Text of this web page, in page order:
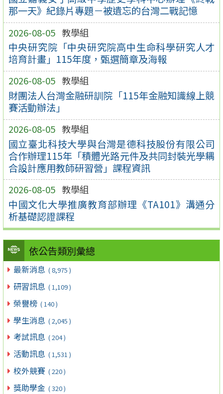
那一天》紀錄片專題－被遺忘的台灣二戰記憶
2026-08-05 教學組
中央研究院「中央研究院高中生命科學研究人才
培育計畫」115年度，甄選簡章及海報
2026-08-05 教學組
財團法人台灣金融研訓院「115年金融知識線上競
賽活動辦法」
2026-08-05 教學組
國立臺北科技大學與台灣是德科技股份有限公司
合作辦理115年「積體光路元件及共同封裝光學耦
合設計應用教師研習營」課程資訊
2026-08-05 教學組
中國文化大學推廣教育部辦理《TA101》溝通分
析基礎認證課程
依公告類別彙總
最新消息 ( 8,975 )
研習訊息 ( 1,109 )
榮譽榜 ( 140 )
學生消息 ( 2,045 )
考試訊息 ( 204 )
活動訊息 ( 1,531 )
校外競賽 ( 220 )
獎助學金 ( 320 )